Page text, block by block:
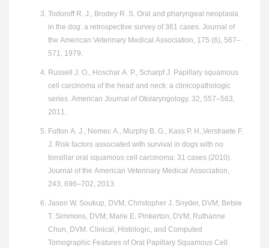
Todoroff R. J., Brodey R. S. Oral and pharyngeal neoplasia
in the dog: a retrospective survey of 361 cases. Journal of
the American Veterinary Medical Association, 175 (6), 567–
571, 1979.
Russell J. O., Hoschar A. P., Scharpf J. Papillary squamous
cell carcinoma of the head and neck: a clinicopathologic
series. American Journal of Otolaryngology, 32, 557–563,
2011.
Fulton A. J., Nemec A., Murphy B. G., Kass P. H.,Verstraete F.
J. Risk factors associated with survival in dogs with no
tonsillar oral squamous cell carcinoma: 31 cases (2010).
Journal of the American Veterinary Medical Association,
243, 696–702, 2013.
Jason W. Soukup, DVM; Christopher J. Snyder, DVM; Betsie
T. Simmons, DVM; Marie E. Pinkerton, DVM; Ruthanne
Chun, DVM. Clinical, Histologic, and Computed
Tomographic Features of Oral Papillary Squamous Cell